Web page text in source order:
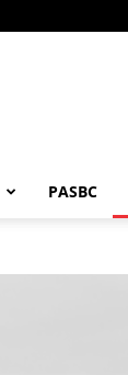
PASBC